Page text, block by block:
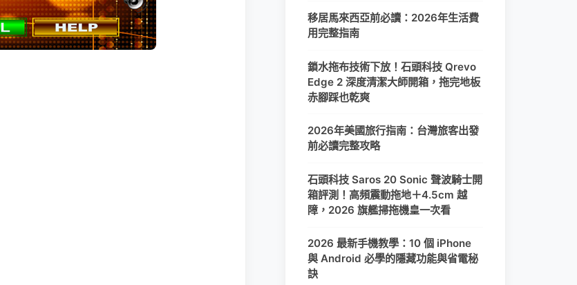
移居馬來西亞前必讀：2026年生活費
用完整指南
鎖水拖布技術下放！石頭科技 Qrevo
Edge 2 深度清潔大師開箱，拖完地板
赤腳踩也乾爽
2026年美國旅行指南：台灣旅客出發
前必讀完整攻略
石頭科技 Saros 20 Sonic 聲波騎士開
箱評測！高頻震動拖地＋4.5cm 越
障，2026 旗艦掃拖機皇一次看
2026 最新手機教學：10 個 iPhone
與 Android 必學的隱藏功能與省電秘
訣